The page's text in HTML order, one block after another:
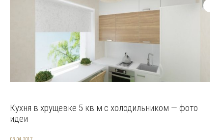
Кухня в хрущевке 5 кв м с холодильником — фото
идеи